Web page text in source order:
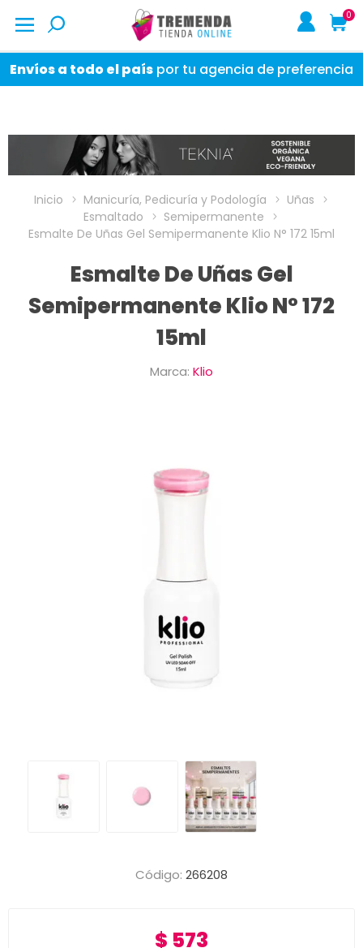
0
Envíos a todo el país por tu agencia de preferencia
Inicio Manicuría, Pedicuría y Podología
Uñas
Esmaltado
Semipermanente
Esmalte De Uñas Gel Semipermanente Klio N° 172 15ml
Esmalte De Uñas Gel
Semipermanente Klio N° 172
15ml
Marca: Klio
Código: 266208
$ 573